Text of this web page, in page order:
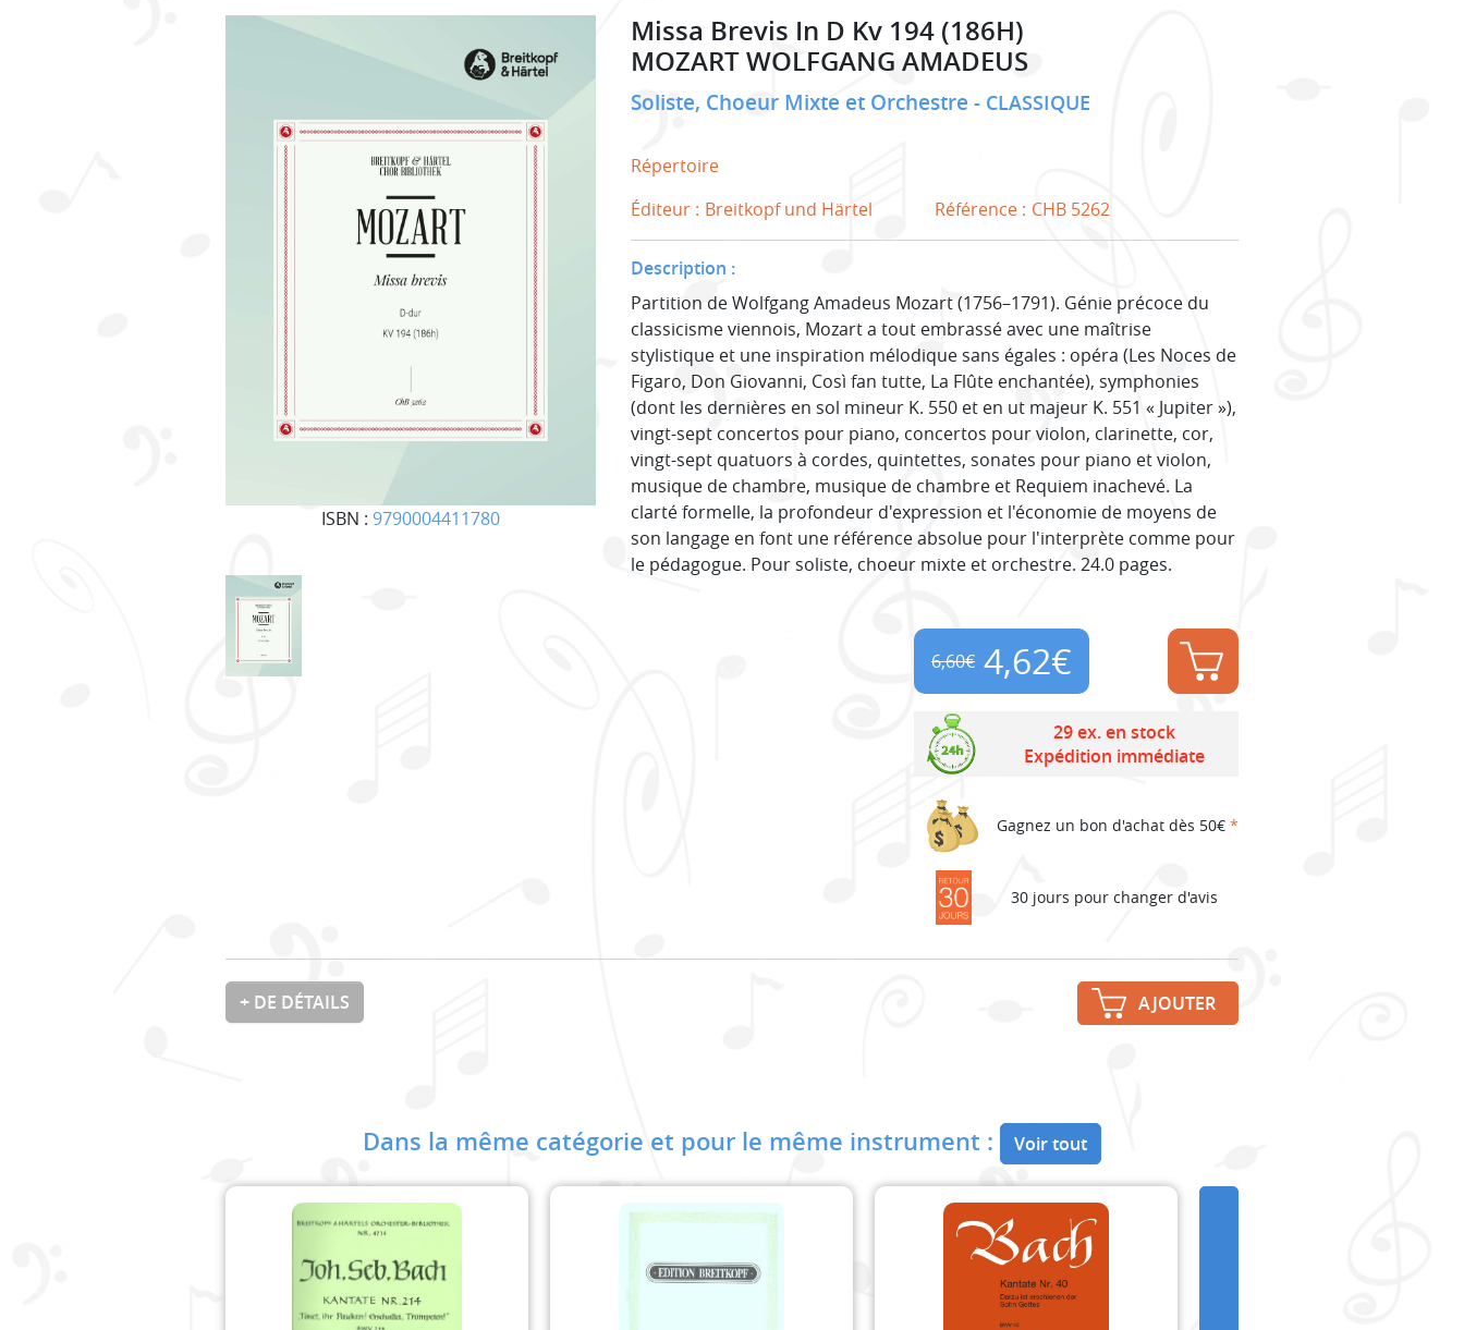
ISBN : 9790004411780
Missa Brevis In D Kv 194 (186H)
MOZART WOLFGANG AMADEUS
Soliste, Choeur Mixte et Orchestre CLASSIQUE
Répertoire
Éditeur : Breitkopf und Härtel Référence : CHB 5262
Description :
Partition de Wolfgang Amadeus Mozart (1756–1791). Génie précoce du
classicisme viennois, Mozart a tout embrassé avec une maîtrise
stylistique et une inspiration mélodique sans égales : opéra (Les Noces de
Figaro, Don Giovanni, Così fan tutte, La Flûte enchantée), symphonies
(dont les dernières en sol mineur K. 550 et en ut majeur K. 551 « Jupiter »),
vingt-sept concertos pour piano, concertos pour violon, clarinette, cor,
vingt-sept quatuors à cordes, quintettes, sonates pour piano et violon,
musique de chambre, musique de chambre et Requiem inachevé. La
clarté formelle, la profondeur d'expression et l'économie de moyens de
son langage en font une référence absolue pour l'interprète comme pour
le pédagogue. Pour soliste, choeur mixte et orchestre. 24.0 pages.
6,60€
Original
price
6,60€.
4,62€
Current
price
4,62€.
29 ex. en stock
Expédition immédiate
Gagnez un bon d'achat dès 50€ *
30 jours pour changer d'avis
+ DE DÉTAILS AJOUTER
Dans la même catégorie et pour le même instrument : Voir tout